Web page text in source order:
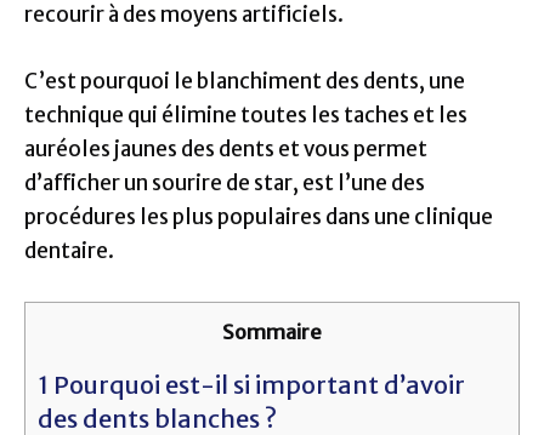
recourir à des moyens artificiels.
C’est pourquoi le blanchiment des dents, une
technique qui élimine toutes les taches et les
auréoles jaunes des dents et vous permet
d’afficher un sourire de star, est l’une des
procédures les plus populaires dans une clinique
dentaire.
Sommaire
1 Pourquoi est-il si important d’avoir
des dents blanches ?